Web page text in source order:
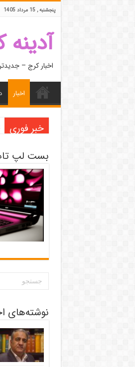
پنجشنبه , 15 مرداد 1405
اخبار کرج –
اخبار
خبر فوری
بست لپ
نوشته‌های